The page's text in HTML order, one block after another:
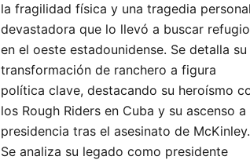
la fragilidad física y una tragedia personal
devastadora que lo llevó a buscar refugio
en el oeste estadounidense. Se detalla su
transformación de ranchero a figura
política clave, destacando su heroísmo
los Rough Riders en Cuba y su ascenso a
presidencia tras el asesinato de McKinley.
Se analiza su legado como presidente